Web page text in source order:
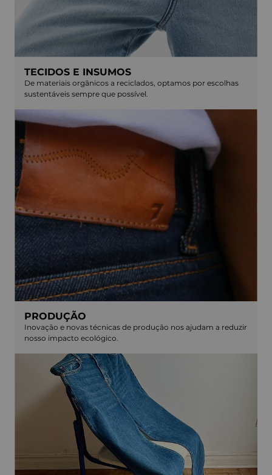
TECIDOS E INSUMOS
De materiais orgânicos a reciclados, optamos por escolhas
sustentáveis sempre que possível.
PRODUÇÃO
Inovação e novas técnicas de produção nos ajudam a reduzir
nosso impacto ecológico.